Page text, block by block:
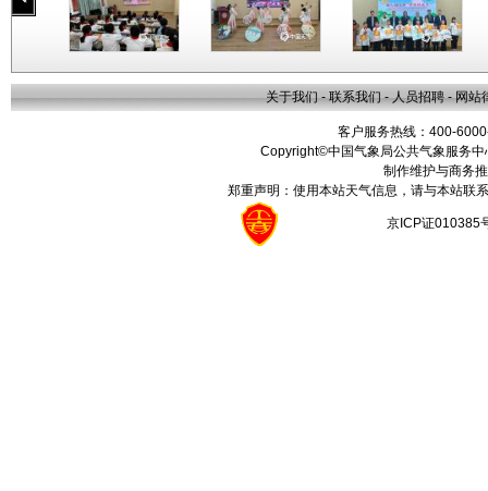
关于我们 - 联系我们 - 人员招聘 - 网站
客户服务热线：400-
Copyright©中国气象局公共气象服务
制作维护与商务
郑重声明：使用本站天气信息，请与本站联
京ICP证010385